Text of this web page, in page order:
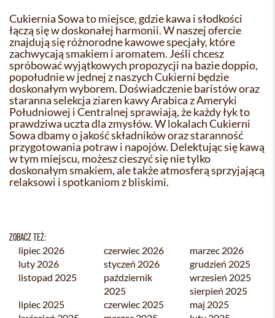
Cukiernia Sowa to miejsce, gdzie kawa i słodkości
łączą się w doskonałej harmonii. W naszej ofercie
znajdują się różnorodne kawowe specjały, które
zachwycają smakiem i aromatem. Jeśli chcesz
spróbować wyjątkowych propozycji na bazie doppio,
popołudnie w jednej z naszych Cukierni będzie
doskonałym wyborem. Doświadczenie baristów oraz
staranna selekcja ziaren kawy Arabica z Ameryki
Południowej i Centralnej sprawiają, że każdy łyk to
prawdziwa uczta dla zmysłów. W lokalach Cukierni
Sowa dbamy o jakość składników oraz staranność
przygotowania potraw i napojów. Delektując się kawą
w tym miejscu, możesz cieszyć się nie tylko
doskonałym smakiem, ale także atmosferą sprzyjającą
relaksowi i spotkaniom z bliskimi.
ZOBACZ TEŻ:
lipiec 2026 czerwiec 2026
marzec 2026
luty 2026
styczeń 2026
grudzień 2025
listopad 2025
październik
2025
wrzesień 2025
sierpień 2025
lipiec 2025
czerwiec 2025
maj 2025